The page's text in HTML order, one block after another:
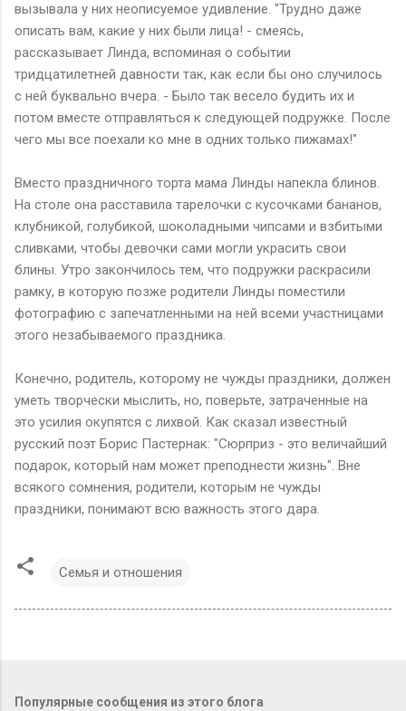
вызывала у них неописуемое удивление. "Трудно даже
описать вам, какие у них были лица! - смеясь,
рассказывает Линда, вспоминая о событии
тридцатилетней давности так, как если бы оно случилось
с ней буквально вчера. - Было так весело будить их и
потом вместе отправляться к следующей подружке. После
чего мы все поехали ко мне в одних только пижамах!"
Вместо праздничного торта мама Линды напекла блинов.
На столе она расставила тарелочки с кусочками бананов,
клубникой, голубикой, шоколадными чипсами и взбитыми
сливками, чтобы девочки сами могли украсить свои
блины. Утро закончилось тем, что подружки раскрасили
рамку, в которую позже родители Линды поместили
фотографию с запечатленными на ней всеми участницами
этого незабываемого праздника.
Конечно, родитель, которому не чужды праздники, должен
уметь творчески мыслить, но, поверьте, затраченные на
это усилия окупятся с лихвой. Как сказал известный
русский поэт Борис Пастернак: "Сюрприз - это величайший
подарок, который нам может преподнести жизнь". Вне
всякого сомнения, родители, которым не чужды
праздники, понимают всю важность этого дара.
Семья и отношения
Популярные сообщения из этого блога